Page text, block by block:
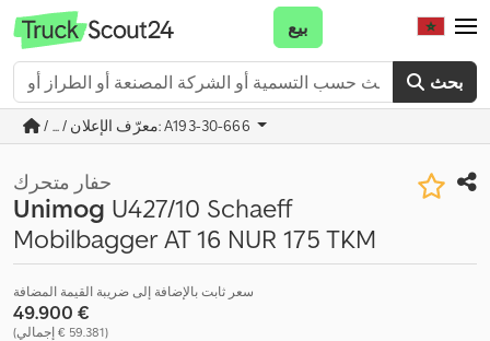
بحث
بيع
/ ... / معرّف الإعلان: A193-30-666
حفار متحرك
Unimog U427/10 Schaeff
Mobilbagger AT 16 NUR 175 TKM
سعر ثابت بالإضافة إلى ضريبة القيمة المضافة
‏49.900 €
(‏59.381 € إجمالي)